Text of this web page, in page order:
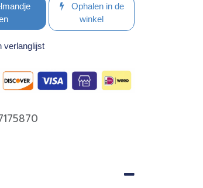
Ophalen in de
winkel
verlanglijst